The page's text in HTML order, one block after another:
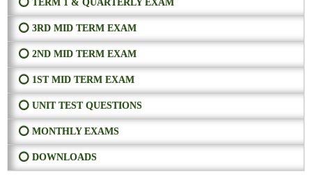
⭕ TERM 1 & QUARTERLY EXAM
⭕ 3RD MID TERM EXAM
⭕ 2ND MID TERM EXAM
⭕ 1ST MID TERM EXAM
⭕ UNIT TEST QUESTIONS
⭕ MONTHLY EXAMS
⭕ DOWNLOADS